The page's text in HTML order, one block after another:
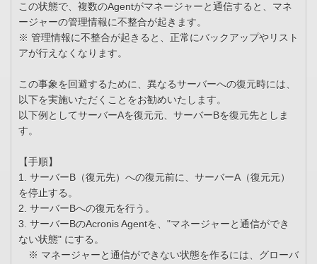
この状態で、複数のAgentがマネージャーと通信すると、マネ
ージャーの管理情報に不整合が起きます。
※ 管理情報に不整合が起きると、正常にバックアップやリスト
アが行えなくなります。
この事象を回避するために、異なるサーバーへの復元時には、
以下を実施いただくことをお勧めいたします。
以下例としてサーバーAを復元元、サーバーBを復元先としま
す。
【手順】
1. サーバーB（復元先）への復元前に、サーバーA（復元元）
を停止する。
2. サーバーBへの復元を行う。
3. サーバーBのAcronis Agentを、"マネージャーと通信ができ
ない状態" にする。
※ マネージャーと通信ができない状態を作るには、グローバ